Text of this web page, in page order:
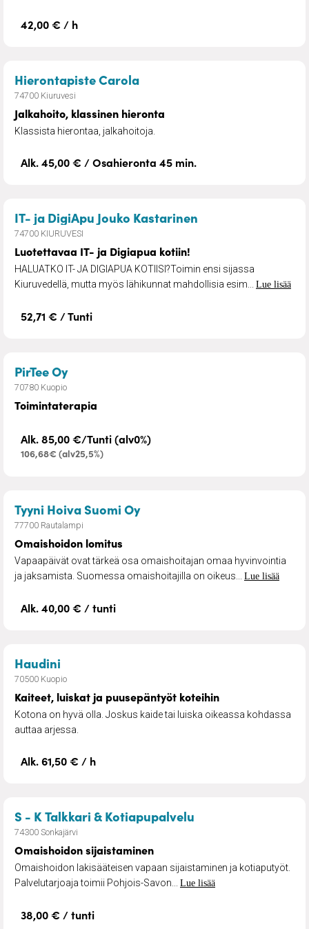
42,00 € / h
Hierontapiste Carola– Jalkahoito, klassinen
74700 Kiuruvesi
Jalkahoito, klassinen hieronta
Klassista hierontaa, jalkahoitoja.
Alk. 45,00 € / Osahieronta 45 min.
IT- ja DigiApu Jouko Kastarinen
74700 KIURUVESI
Luotettavaa IT- ja Digiapua kotiin!
HALUATKO IT- JA DIGIAPUA KOTIISI?Toimin ensi sijassa
Kiuruvedellä, mutta myös lähikunnat mahdollisia esim... Lue lisää
52,71 € / Tunti
PirTee Oy– Toimintaterapia
70780 Kuopio
Toimintaterapia
Alk. 85,00 €/Tunti (alv0%)
106,68€ (alv25,5%)
Tyyni Hoiva Suomi Oy– Omaishoidon lomitus
77700 Rautalampi
Omaishoidon lomitus
Vapaapäivät ovat tärkeä osa omaishoitajan omaa hyvinvointia
ja jaksamista. Suomessa omaishoitajilla on oikeus... Lue lisää
Alk. 40,00 € / tunti
Haudini
70500 Kuopio
Kaiteet, luiskat ja puusepäntyöt koteihin
Kotona on hyvä olla. Joskus kaide tai luiska oikeassa kohdassa
auttaa arjessa.
Alk. 61,50 € / h
S - K Talkkari & Kotiapupalvelu
74300 Sonkajärvi
Omaishoidon sijaistaminen
Omaishoidon lakisääteisen vapaan sijaistaminen ja kotiaputyöt.
Palvelutarjoaja toimii Pohjois-Savon... Lue lisää
38,00 € / tunti